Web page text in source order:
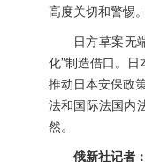
高度关切和警惕
日方草案无
化”制造借口。
推动日本安保政
法和国际法国内
然。
俄新社记者